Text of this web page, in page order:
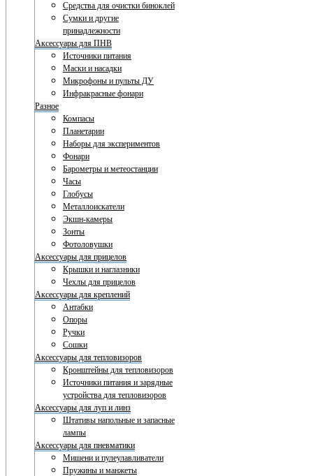
Средства для очистки биноклей
Сумки и другие
принадлежности
Аксессуары для ПНВ
Источники питания
Маски и насадки
Микрофоны и пульты ДУ
Инфракрасные фонари
Разное
Компасы
Планетарии
Наборы для экспериментов
Фонари
Барометры и метеостанции
Часы
Глобусы
Металлоискатели
Экшн-камеры
Зонты
Фотоловушки
Аксессуары для прицелов
Крышки и наглазники
Чехлы для прицелов
Аксессуары для креплений
Антабки
Опоры
Ручки
Сошки
Аксессуары для тепловизоров
Кронштейны для тепловизоров
Источники питания и зарядные
устройства для тепловизоров
Аксессуары для луп и линз
Штативы напольные и запасные
лампы
Аксессуары для пневматики
Мишени и пулеулавливатели
Пружины и манжеты